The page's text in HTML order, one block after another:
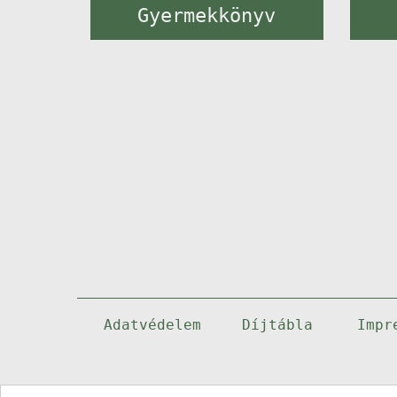
Gyermekkönyv
Adatvédelem Díjtábla